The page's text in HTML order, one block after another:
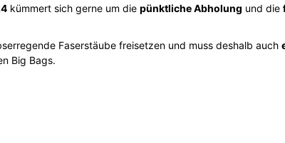
kümmert sich gerne um die pünktliche Abholung und die
Faserstäube freisetzen und muss deshalb auch
Big Bags.